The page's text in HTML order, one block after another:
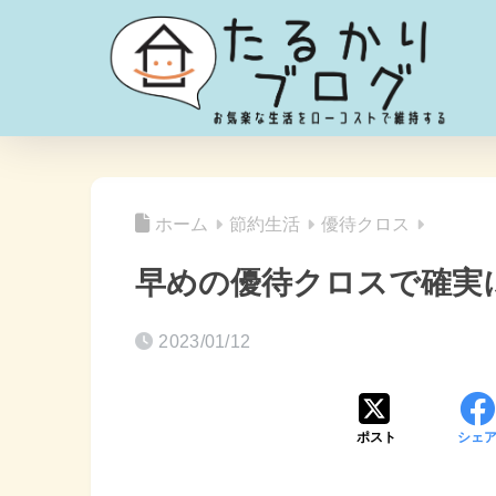
ホーム 節約生活 優待クロス
早めの優待クロスで確
2023/01/12
ポスト シェ